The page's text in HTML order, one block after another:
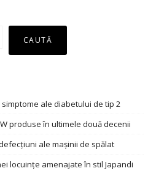
CAUTĂ
ale diabetului de tip 2
produse în ultimele două decenii
ale mașinii de spălat
locuințe amenajate în stil Japandi